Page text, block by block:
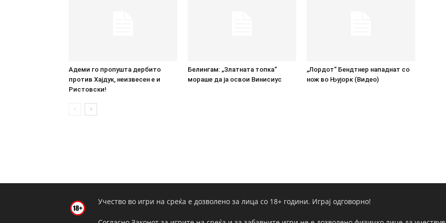
Адеми го пропушта дербито
против Хајдук, неизвесен е и
Ристовски!
Белингам: „Златната топка“
мораше да ја освои Винисиус
„Лордот“ Бендтнер нападнат со
нож во Њујорк (Видео)
Учество во игри на среќа е дозволено за лица со 18+ години. Играј одговорно!